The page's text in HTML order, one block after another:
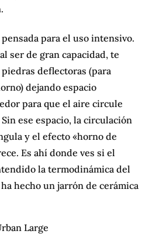
para el uso intensivo.
ser de gran capacidad, te
deflectoras (para
dejando espacio
para que el aire circule
ese espacio, la circulación
y el efecto «horno de
Es ahí donde ves si el
la termodinámica del
hecho un jarrón de cerámica